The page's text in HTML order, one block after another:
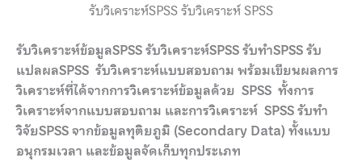
รับวิเคราะห์SPSS รับวิเคราะห์ SPSS
รับวิเคราะห์ข้อมูลSPSS รับวิเคราะห์SPSS รับทำSPSS รับ
แปลผลSPSS รับวิเคราะห์แบบสอบถาม พร้อมเขียนผลการ
วิเคราะห์ที่ได้จากการวิเคราะห์ข้อมูลด้วย SPSS ทั้งการ
วิเคราะห์จากแบบสอบถาม และการวิเคราะห์ SPSS รับทำ
วิจัยSPSS จากข้อมูลทุติยภูมิ (Secondary Data) ทั้งแบบ
อนุกรมเวลา และข้อมูลจัดเก็บทุกประเภท